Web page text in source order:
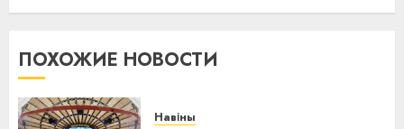
ПОХОЖИЕ НОВОСТИ
Навіны